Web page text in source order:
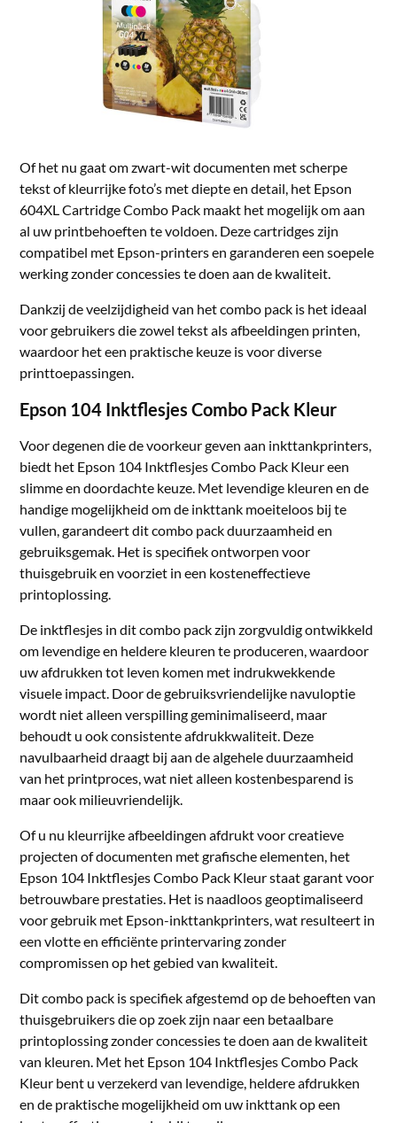
Of het nu gaat om zwart-wit documenten met scherpe
tekst of kleurrijke foto’s met diepte en detail, het Epson
604XL Cartridge Combo Pack maakt het mogelijk om aan
al uw printbehoeften te voldoen. Deze cartridges zijn
compatibel met Epson-printers en garanderen een soepele
werking zonder concessies te doen aan de kwaliteit.
Dankzij de veelzijdigheid van het combo pack is het ideaal
voor gebruikers die zowel tekst als afbeeldingen printen,
waardoor het een praktische keuze is voor diverse
printtoepassingen.
Epson 104 Inktflesjes Combo Pack Kleur
Voor degenen die de voorkeur geven aan inkttankprinters,
biedt het Epson 104 Inktflesjes Combo Pack Kleur een
slimme en doordachte keuze. Met levendige kleuren en de
handige mogelijkheid om de inkttank moeiteloos bij te
vullen, garandeert dit combo pack duurzaamheid en
gebruiksgemak. Het is specifiek ontworpen voor
thuisgebruik en voorziet in een kosteneffectieve
printoplossing.
De inktflesjes in dit combo pack zijn zorgvuldig ontwikkeld
om levendige en heldere kleuren te produceren, waardoor
uw afdrukken tot leven komen met indrukwekkende
visuele impact. Door de gebruiksvriendelijke navuloptie
wordt niet alleen verspilling geminimaliseerd, maar
behoudt u ook consistente afdrukkwaliteit. Deze
navulbaarheid draagt bij aan de algehele duurzaamheid
van het printproces, wat niet alleen kostenbesparend is
maar ook milieuvriendelijk.
Of u nu kleurrijke afbeeldingen afdrukt voor creatieve
projecten of documenten met grafische elementen, het
Epson 104 Inktflesjes Combo Pack Kleur staat garant voor
betrouwbare prestaties. Het is naadloos geoptimaliseerd
voor gebruik met Epson-inkttankprinters, wat resulteert in
een vlotte en efficiënte printervaring zonder
compromissen op het gebied van kwaliteit.
Dit combo pack is specifiek afgestemd op de behoeften van
thuisgebruikers die op zoek zijn naar een betaalbare
printoplossing zonder concessies te doen aan de kwaliteit
van kleuren. Met het Epson 104 Inktflesjes Combo Pack
Kleur bent u verzekerd van levendige, heldere afdrukken
en de praktische mogelijkheid om uw inkttank op een